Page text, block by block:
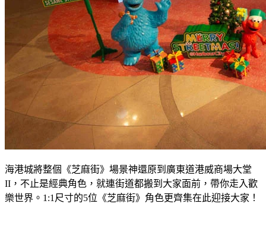
海港城將整個《芝麻街》場景神還原到廣東道港威商場大堂
II ，不止是經典角色，就連街道都搬到大家面前，帶你走入歡
樂世界。 1:1 尺寸的5位《芝麻街》角色更齊集在此迎接大家！